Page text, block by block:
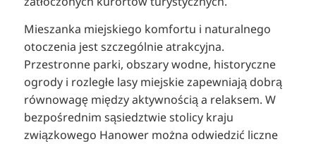
Mieszanka miejskiego komfortu i naturalnego
otoczenia jest szczególnie atrakcyjna.
Przestronne parki, obszary wodne, historyczne
ogrody i rozległe lasy miejskie zapewniają dobrą
równowagę między aktywnością a relaksem. W
bezpośrednim sąsiedztwie stolicy kraju
związkowego Hanower można odwiedzić liczne